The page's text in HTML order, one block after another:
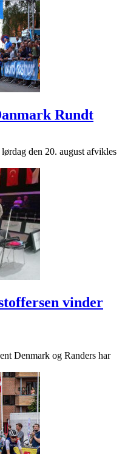
Rundt
den 20. august afvikles
vinder
Denmark og Randers har